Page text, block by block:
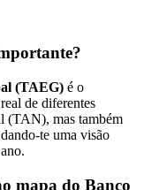
(TAEG) é o
de diferentes
(TAN), mas também
te uma visão
mapa do Banco